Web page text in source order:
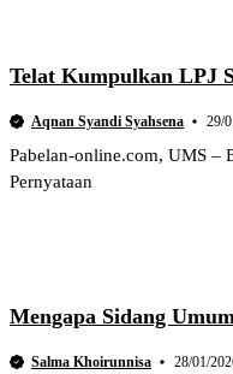
Telat Kumpulkan LPJ
Aqnan Syandi Syahsena 29/
Pabelan-online.com, UMS –
Pernyataan
Mengapa Sidang
Salma Khoirunnisa 28/01/